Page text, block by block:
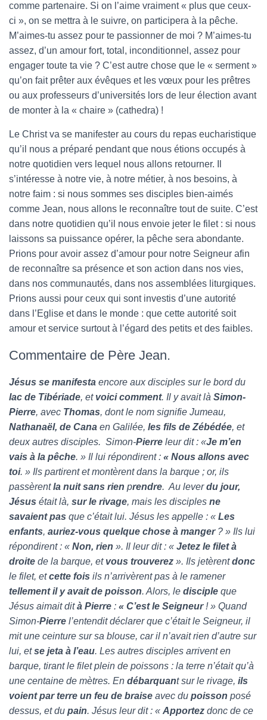
comme partenaire. Si on l’aime vraiment « plus que ceux-
ci », on se mettra à le suivre, on participera à la pêche.
M’aimes-tu assez pour te passionner de moi ? M’aimes-tu
assez, d’un amour fort, total, inconditionnel, assez pour
engager toute ta vie ? C’est autre chose que le « serment »
qu’on fait prêter aux évêques et les vœux pour les prêtres
ou aux professeurs d’universités lors de leur élection avant
de monter à la « chaire » (cathedra) !
Le Christ va se manifester au cours du repas eucharistique
qu’il nous a préparé pendant que nous étions occupés à
notre quotidien vers lequel nous allons retourner. Il
s’intéresse à notre vie, à notre métier, à nos besoins, à
notre faim : si nous sommes ses disciples bien-aimés
comme Jean, nous allons le reconnaître tout de suite. C’est
dans notre quotidien qu’il nous envoie jeter le filet : si nous
laissons sa puissance opérer, la pêche sera abondante.
Prions pour avoir assez d’amour pour notre Seigneur afin
de reconnaître sa présence et son action dans nos vies,
dans nos communautés, dans nos assemblées liturgiques.
Prions aussi pour ceux qui sont investis d’une autorité
dans l’Eglise et dans le monde : que cette autorité soit
amour et service surtout à l’égard des petits et des faibles.
Commentaire de Père Jean.
Jésus se manifesta encore aux disciples sur le bord du
lac de Tibériade, et voici comment. Il y avait là Simon-
Pierre, avec Thomas, dont le nom signifie Jumeau,
Nathanaël, de Cana en Galilée, les fils de Zébédée, et
deux autres disciples. Simon-Pierre leur dit : «Je m’en
vais à la pêche. » Il lui répondirent : « Nous allons avec
toi. » Ils partirent et montèrent dans la barque ; or, ils
passèrentla nuit sans rien prendre. Au leverdu jour,
Jésus était là, sur le rivage, mais les disciples ne
savaient pas que c’était lui. Jésus les appelle : « Les
enfants, auriez-vous quelque chose à manger? » Ils lui
répondirent : « Non, rien ». Il leur dit : « Jetez le filet à
droite de la barque, et vous trouverez ». Ils jetèrentdonc
le filet, etcette fois ils n’arrivèrent pas à le ramener
tellement il y avait de poisson. Alors, le disciple que
Jésus aimait dità Pierre : « C’est le Seigneur! » Quand
Simon-Pierre l’entendit déclarer que c’était le Seigneur, il
mit une ceinture sur sa blouse, car il n’avait rien d’autre sur
lui, etse jeta à l’eau. Les autres disciples arrivent en
barque, tirant le filet plein de poissons : la terre n’était qu’à
une centaine de mètres. En débarquant sur le rivage, ils
voient par terre un feu de braise avec du poisson posé
dessus, et du pain. Jésus leur dit : « Apportez donc de ce